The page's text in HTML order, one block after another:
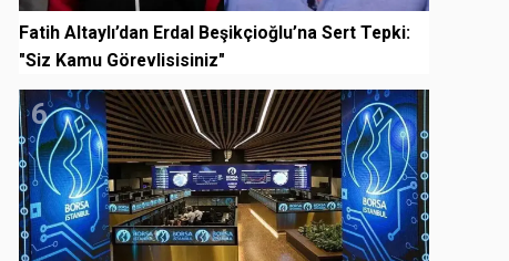
Fatih Altaylı’dan Erdal Beşikçioğlu’na Sert Tepki:
"Siz Kamu Görevlisisiniz"
6